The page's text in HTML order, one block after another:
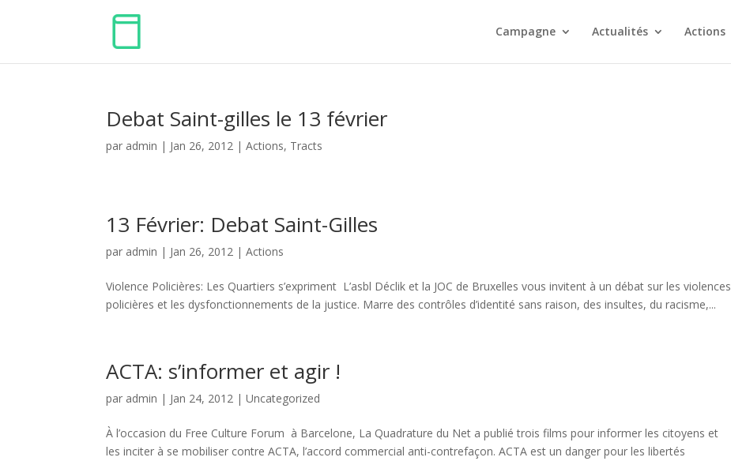
Campagne Actualités Actions
Debat Saint-gilles le 13 février
par admin | Jan 26, 2012 |Actions, Tracts
13 Février: Debat Saint-Gilles
par admin | Jan 26, 2012 |Actions
Violence Policières: Les Quartiers s’expriment L’asbl Déclik et la JOC de Bruxelles vous invitent à un débat sur les violences
policières et les dysfonctionnements de la justice. Marre des contrôles d’identité sans raison, des insultes, du racisme,...
ACTA: s’informer et agir !
par admin | Jan 24, 2012 |Uncategorized
À l’occasion du Free Culture Forum à Barcelone, La Quadrature du Net a publié trois films pour informer les citoyens et
les inciter à se mobiliser contre ACTA, l’accord commercial anti-contrefaçon. ACTA est un danger pour les libertés